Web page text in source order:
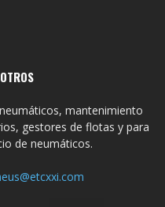
mantenimiento
gestores de flotas y para
de neumáticos.